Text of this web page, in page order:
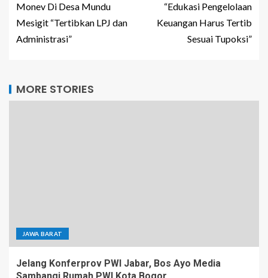
Monev Di Desa Mundu
Mesigit “Tertibkan LPJ dan
Administrasi”
“Edukasi Pengelolaan
Keuangan Harus Tertib
Sesuai Tupoksi”
MORE STORIES
JAWA BARAT
Jelang Konferprov PWI Jabar, Bos Ayo Media